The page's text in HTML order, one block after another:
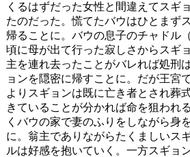
くるはずだった女性と間違えてスギ
たのだった。慌てたバウはひとまず
帰ることに。バウの息子のチャドル
頃に母が出て行った寂しさからスギ
主を連れ去ったことがバレれば処刑
ョンを隠密に帰すことに。だが王宮
よりスギョンは既に亡き者とされ葬
きていることが分かれば命を狙われ
くバウの家で妻のふりをしながら身
に。翁主でありながらたくましいス
ルは好感を抱いていく。一方スギョ